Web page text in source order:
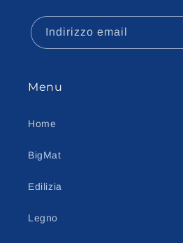
Indirizzo email
Menu
Home
BigMat
Edilizia
Legno